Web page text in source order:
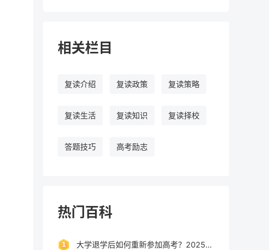
相关栏目
复读介绍 复读政策 复读策略
复读生活 复读知识 复读择校
答题技巧 高考励志
热门百科
大学退学后如何重新参加高考？2025年最新政策全解析